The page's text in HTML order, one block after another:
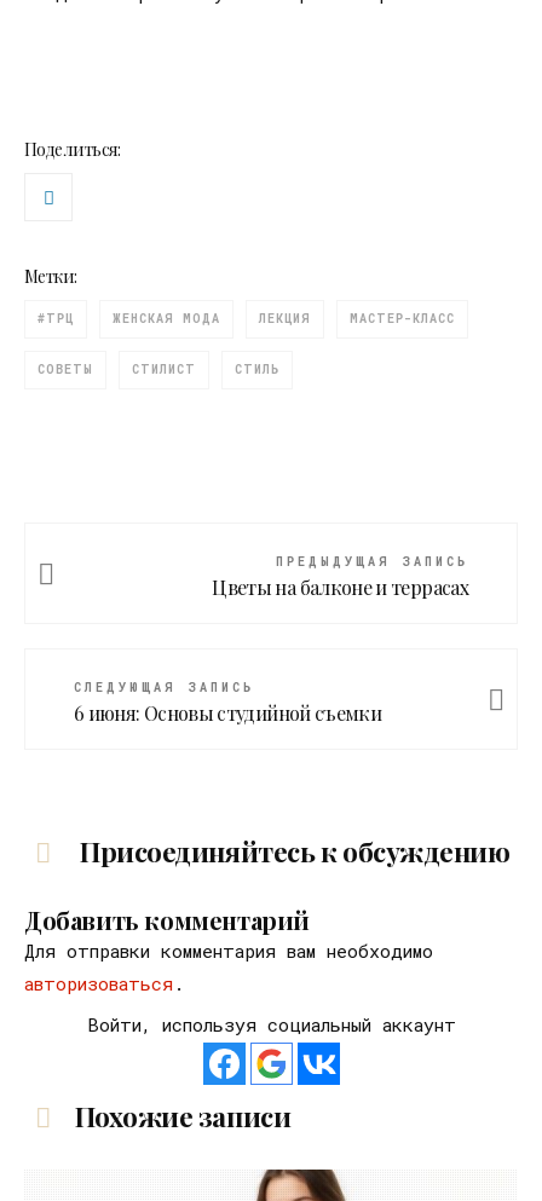
Поделиться:
Метки:
#ТРЦ ЖЕНСКАЯ МОДА ЛЕКЦИЯ МАСТЕР-КЛАСС
СОВЕТЫ СТИЛИСТ СТИЛЬ
ПРЕДЫДУЩАЯ ЗАПИСЬ
Цветы на балконе и террасах
СЛЕДУЮЩАЯ ЗАПИСЬ
6 июня: Основы студийной съемки
Присоединяйтесь к обсуждению
Добавить комментарий
Для отправки комментария вам необходимо
авторизоваться .
Войти, используя социальный аккаунт
Похожие записи